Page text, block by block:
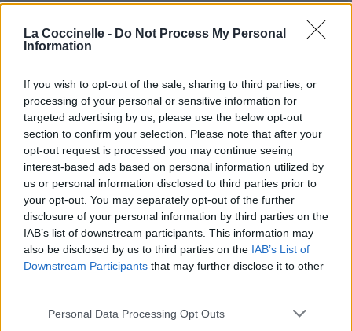
La Coccinelle - Do Not Process My Personal
Information
If you wish to opt-out of the sale, sharing to third parties, or
processing of your personal or sensitive information for
targeted advertising by us, please use the below opt-out
section to confirm your selection. Please note that after your
opt-out request is processed you may continue seeing
interest-based ads based on personal information utilized by
us or personal information disclosed to third parties prior to
your opt-out. You may separately opt-out of the further
disclosure of your personal information by third parties on the
IAB’s list of downstream participants. This information may
also be disclosed by us to third parties on the IAB’s List of
Downstream Participants that may further disclose it to other
Personal Data Processing Opt Outs
Publié par Une rêveuse 10988 3 3 6
2018 à 7h15.
Chanteurs : Kailee Morgue
Albums :
Siren [Single]